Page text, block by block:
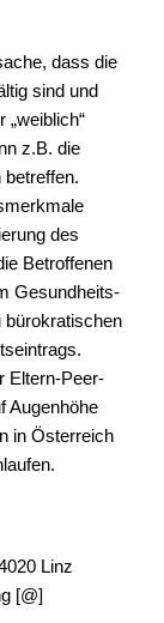
dass die
sind und
„weiblich“
z.B. die
des
Betroffenen
Gesundheits-
bürokratischen
Eltern-Peer-
Augenhöhe
in Österreich
Linz
[@]